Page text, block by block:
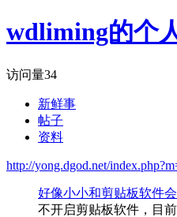
wdliming的个
访问量34
新鲜事
帖子
资料
http://yong.dgod.net/
好像小小和剪贴板软件
不开启剪贴板软件，目